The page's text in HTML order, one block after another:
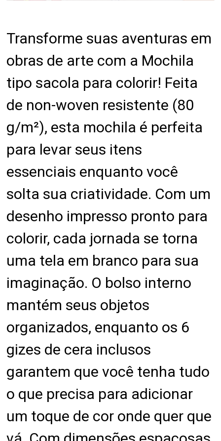
Transforme suas aventuras em
obras de arte com a Mochila
tipo sacola para colorir! Feita
de non-woven resistente (80
g/m²), esta mochila é perfeita
para levar seus itens
essenciais enquanto você
solta sua criatividade. Com um
desenho impresso pronto para
colorir, cada jornada se torna
uma tela em branco para sua
imaginação. O bolso interno
mantém seus objetos
organizados, enquanto os 6
gizes de cera inclusos
garantem que você tenha tudo
o que precisa para adicionar
um toque de cor onde quer que